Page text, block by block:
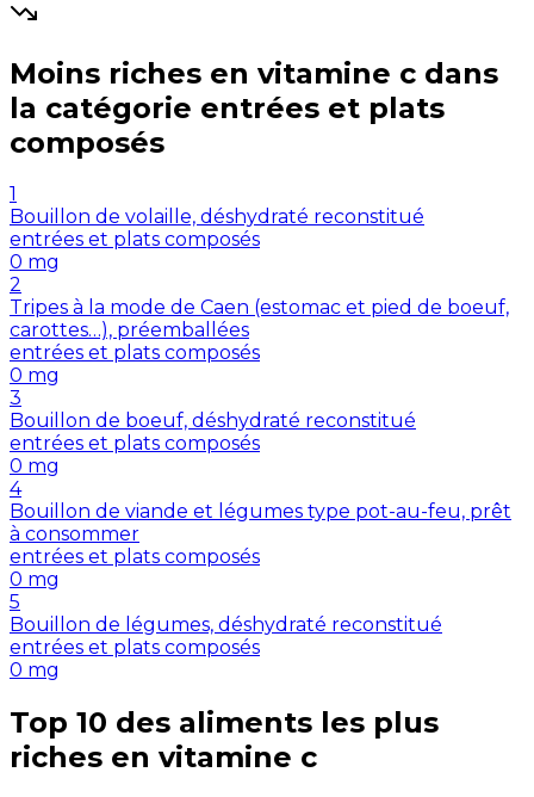
Moins riches en vitamine c dans
la catégorie entrées et plats
composés
1
Bouillon de volaille, déshydraté reconstitué
entrées et plats composés
0 mg
2
Tripes à la mode de Caen (estomac et pied de boeuf,
carottes…), préemballées
entrées et plats composés
0 mg
3
Bouillon de boeuf, déshydraté reconstitué
entrées et plats composés
0 mg
4
Bouillon de viande et légumes type pot-au-feu, prêt
à consommer
entrées et plats composés
0 mg
5
Bouillon de légumes, déshydraté reconstitué
entrées et plats composés
0 mg
Top 10 des aliments les plus
riches en vitamine c